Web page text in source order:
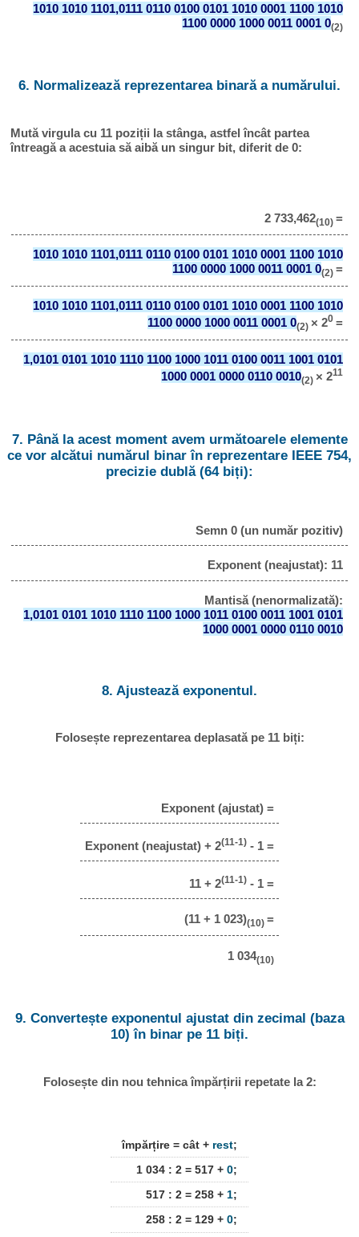
1010 1010 1101,0111 0110 0100 0101 1010 0001 1100 1010
1100 0000 1000 0011 0001 0(2)
6. Normalizează reprezentarea binară a numărului.
Mută virgula cu 11 poziții la stânga, astfel încât partea
întreagă a acestuia să aibă un singur bit, diferit de 0:
2 733,462(10) =
1010 1010 1101,0111 0110 0100 0101 1010 0001 1100 1010
1100 0000 1000 0011 0001 0(2) =
1010 1010 1101,0111 0110 0100 0101 1010 0001 1100 1010
1100 0000 1000 0011 0001 0(2) × 20 =
1,0101 0101 1010 1110 1100 1000 1011 0100 0011 1001 0101
1000 0001 0000 0110 0010(2) × 211
7. Până la acest moment avem următoarele elemente
ce vor alcătui numărul binar în reprezentare IEEE 754,
precizie dublă (64 biți):
Semn 0 (un număr pozitiv)
Exponent (neajustat): 11
Mantisă (nenormalizată):
1,0101 0101 1010 1110 1100 1000 1011 0100 0011 1001 0101
1000 0001 0000 0110 0010
8. Ajustează exponentul.
Folosește reprezentarea deplasată pe 11 biți:
Exponent (ajustat) =
Exponent (neajustat) + 2(11-1) - 1 =
11 + 2(11-1) - 1 =
(11 + 1 023)(10) =
1 034(10)
9. Convertește exponentul ajustat din zecimal (baza
10) în binar pe 11 biți.
Folosește din nou tehnica împărțirii repetate la 2:
împărțire = cât + rest;
1 034 : 2 = 517 + 0;
517 : 2 = 258 + 1;
258 : 2 = 129 + 0;